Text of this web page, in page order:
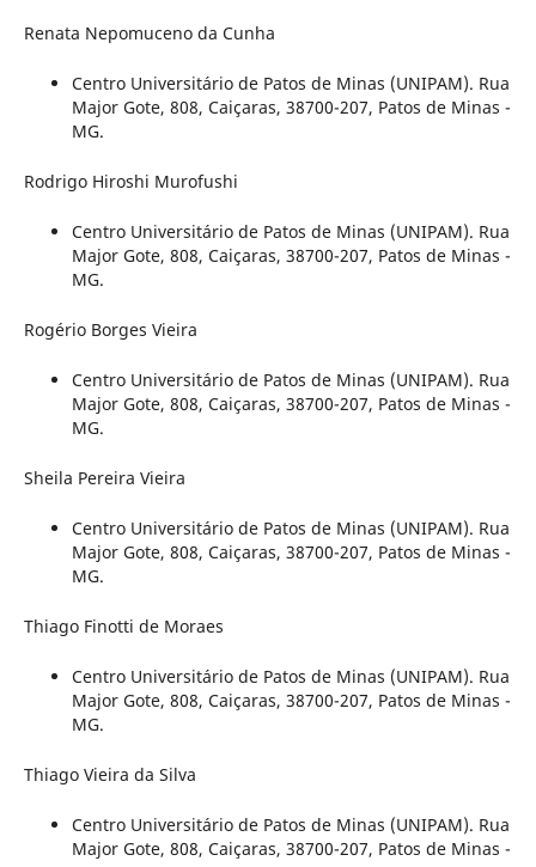
Renata Nepomuceno da Cunha
Centro Universitário de Patos de Minas (UNIPAM). Rua
Major Gote, 808, Caiçaras, 38700-207, Patos de Minas -
MG.
Rodrigo Hiroshi Murofushi
Centro Universitário de Patos de Minas (UNIPAM). Rua
Major Gote, 808, Caiçaras, 38700-207, Patos de Minas -
MG.
Rogério Borges Vieira
Centro Universitário de Patos de Minas (UNIPAM). Rua
Major Gote, 808, Caiçaras, 38700-207, Patos de Minas -
MG.
Sheila Pereira Vieira
Centro Universitário de Patos de Minas (UNIPAM). Rua
Major Gote, 808, Caiçaras, 38700-207, Patos de Minas -
MG.
Thiago Finotti de Moraes
Centro Universitário de Patos de Minas (UNIPAM). Rua
Major Gote, 808, Caiçaras, 38700-207, Patos de Minas -
MG.
Thiago Vieira da Silva
Centro Universitário de Patos de Minas (UNIPAM). Rua
Major Gote, 808, Caiçaras, 38700-207, Patos de Minas -